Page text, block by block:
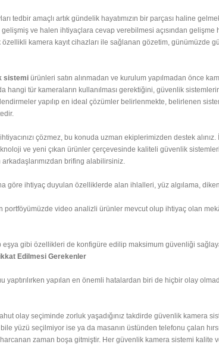
tedbir amaçlı artık gündelik hayatımızın bir parçası haline
ve halen ihtiyaçlara cevap verebilmesi açısından gelişme
özellikli kamera kayıt cihazları ile sağlanan gözetim,
sistemi ürünleri satın alınmadan ve kurulum yapılmadan önce
hangi tür kameraların kullanılması gerektiğini, güvenlik
yapılıp en ideal çözümler belirlenmekte, belirlenen
çözmez, bu konuda uzman ekiplerimizden destek
ve yeni çıkan ürünler çerçevesinde kaliteli güvenlik
brifing alabilirsiniz.
göre ihtiyaç duyulan özelliklerde alan ihlalleri, yüz algılama,
portföyümüzde video analizli ürünler mevcut olup ihtiyaç olan
eşya gibi özellikleri de konfigüre edilip maksimum güvenliği
Edilmesi Gerekenler
yaptırılırken yapılan en önemli hatalardan biri de hiçbir olay
olay seçiminde zorluk yaşadığınız takdirde güvenlik kamera
bile yüzü seçilmiyor ise ya da masanın üstünden telefonu çalan
zaman boşa gitmiştir. Her güvenlik kamera sistemi kalite